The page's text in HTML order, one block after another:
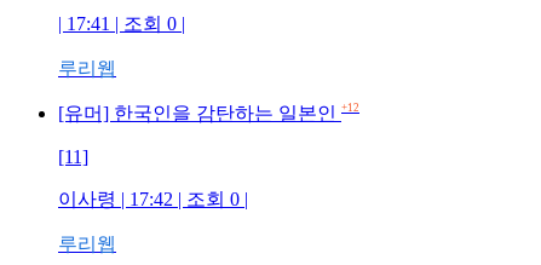
| 17:41 | 조회 0 |
루리웹
[유머] 한국인을 감탄하는 일본인 +12
[11]
이사령 | 17:42 | 조회 0 |
루리웹